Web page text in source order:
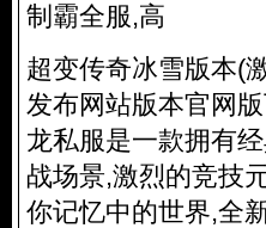
制霸全服,高
超变传奇冰雪版本(
发布网站版本官网
龙私服是一款拥有
战场景,激烈的竞技
你记忆中的世界,全